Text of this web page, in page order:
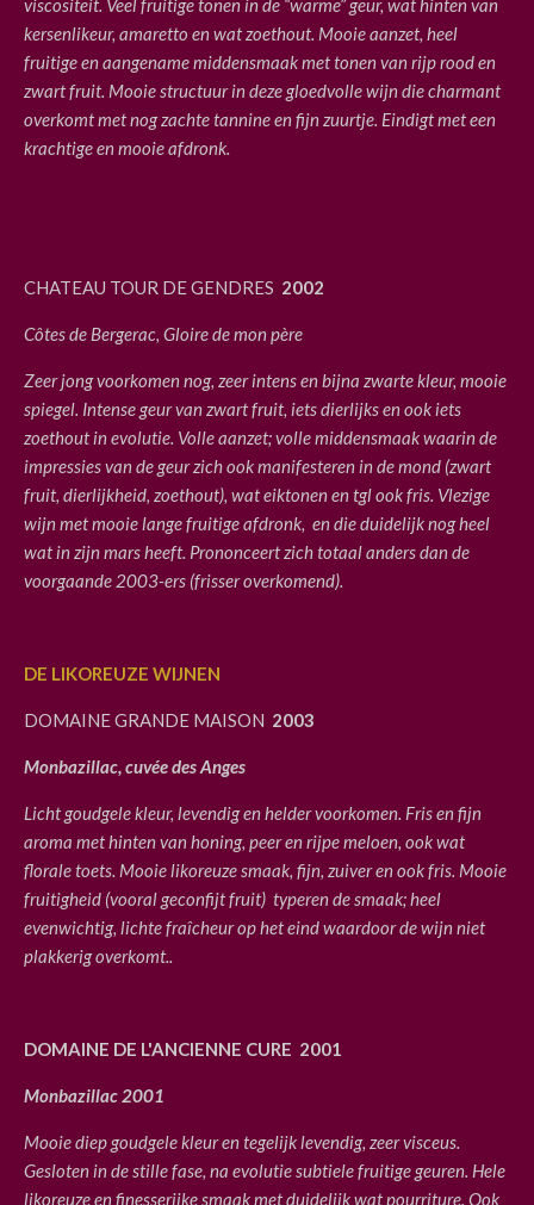
viscositeit. Veel fruitige tonen in de “warme” geur, wat hinten van
kersenlikeur, amaretto en wat zoethout. Mooie aanzet, heel
fruitige en aangename middensmaak met tonen van rijp rood en
zwart fruit. Mooie structuur in deze gloedvolle wijn die charmant
overkomt met nog zachte tannine en fijn zuurtje. Eindigt met een
krachtige en mooie afdronk.
CHATEAU TOUR DE GENDRES 2002
Côtes de Bergerac, Gloire de mon père
Zeer jong voorkomen nog, zeer intens en bijna zwarte kleur, mooie
spiegel. Intense geur van zwart fruit, iets dierlijks en ook iets
zoethout in evolutie. Volle aanzet; volle middensmaak waarin de
impressies van de geur zich ook manifesteren in de mond (zwart
fruit, dierlijkheid, zoethout), wat eiktonen en tgl ook fris. Vlezige
wijn met mooie lange fruitige afdronk, en die duidelijk nog heel
wat in zijn mars heeft. Prononceert zich totaal anders dan de
voorgaande 2003-ers (frisser overkomend).
DE LIKOREUZE WIJNEN
DOMAINE GRANDE MAISON 2003
Monbazillac, cuvée des Anges
Licht goudgele kleur, levendig en helder voorkomen. Fris en fijn
aroma met hinten van honing, peer en rijpe meloen, ook wat
florale toets. Mooie likoreuze smaak, fijn, zuiver en ook fris. Mooie
fruitigheid (vooral geconfijt fruit) typeren de smaak; heel
evenwichtig, lichte fraîcheur op het eind waardoor de wijn niet
plakkerig overkomt..
DOMAINE DE L'ANCIENNE CURE 2001
Monbazillac 2001
Mooie diep goudgele kleur en tegelijk levendig, zeer visceus.
Gesloten in de stille fase, na evolutie subtiele fruitige geuren. Hele
likoreuze en finesserijke smaak met duidelijk wat pourriture. Ook